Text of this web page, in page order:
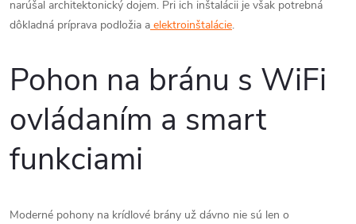
narúšal architektonický dojem. Pri ich inštalácii je však potrebná
dôkladná príprava podložia a elektroinštalácie.
Pohon na bránu s WiFi
ovládaním a smart
funkciami
Moderné pohony na krídlové brány už dávno nie sú len o